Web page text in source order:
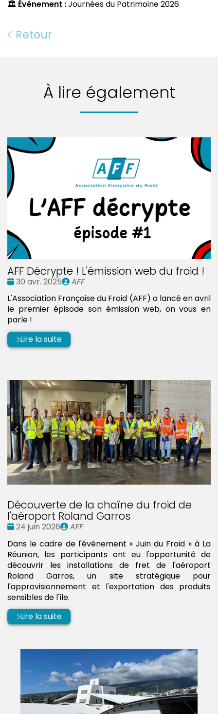
🏛️ Événement :Journées du Patrimoine 2026
Retour
À lire également
AFF Décrypte ! L'émission web du froid !
Date
30 avr. 2025
Publié
AFF
L'Association Française du Froid (AFF) a lancé en avril
le premier épisode son émission web, on vous en
parle !
Lire la suite
Découverte de la chaîne du froid de
l'aéroport Roland Garros
Date
24 juin 2026
Publié
AFF
Dans le cadre de l'événement « Juin du Froid » à La
Réunion, les participants ont eu l'opportunité de
découvrir les installations de fret de l'aéroport
Roland Garros, un site stratégique pour
l'approvisionnement et l'exportation des produits
sensibles de l'île.
Lire la suite